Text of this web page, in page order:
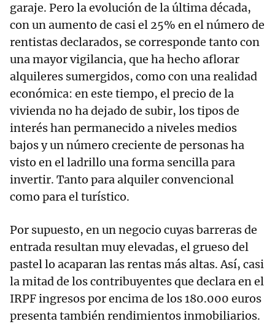
garaje. Pero la evolución de la última década,
con un aumento de casi el 25% en el número de
rentistas declarados, se corresponde tanto con
una mayor vigilancia, que ha hecho aflorar
alquileres sumergidos, como con una realidad
económica: en este tiempo, el precio de la
vivienda no ha dejado de subir, los tipos de
interés han permanecido a niveles medios
bajos y un número creciente de personas ha
visto en el ladrillo una forma sencilla para
invertir. Tanto para alquiler convencional
como para el turístico.
Por supuesto, en un negocio cuyas barreras de
entrada resultan muy elevadas, el grueso del
pastel lo acaparan las rentas más altas. Así, casi
la mitad de los contribuyentes que declara en el
IRPF ingresos por encima de los 180.000 euros
presenta también rendimientos inmobiliarios.